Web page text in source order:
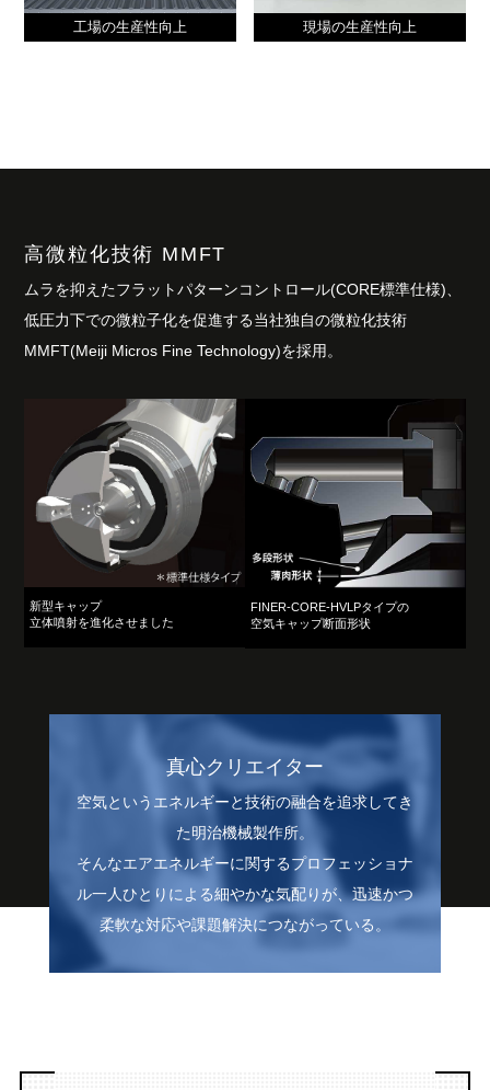
工場の生産性向上 現場の生産性向上
高微粒化技術 MMFT
ムラを抑えたフラットパターンコントロール(CORE標準仕様)、
低圧力下での微粒子化を促進する当社独自の微粒化技術
MMFT(Meiji Micros Fine Technology)を採用。
新型キャップ
立体噴射を進化させました
FINER-CORE-HVLPタイプの
空気キャップ断面形状
真心クリエイター
空気というエネルギーと技術の融合を追求してき
た明治機械製作所。
そんなエアエネルギーに関するプロフェッショナ
ル一人ひとりによる細やかな気配りが、迅速かつ
柔軟な対応や課題解決につながっている。